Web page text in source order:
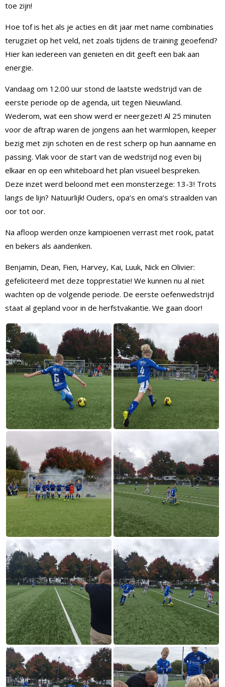
toe zijn!
Hoe tof is het als je acties en dit jaar met name combinaties
terugziet op het veld, net zoals tijdens de training geoefend?
Hier kan iedereen van genieten en dit geeft een bak aan
energie.
Vandaag om 12.00 uur stond de laatste wedstrijd van de
eerste periode op de agenda, uit tegen Nieuwland.
Wederom, wat een show werd er neergezet! Al 25 minuten
voor de aftrap waren de jongens aan het warmlopen, keeper
bezig met zijn schoten en de rest scherp op hun aanname en
passing. Vlak voor de start van de wedstrijd nog even bij
elkaar en op een whiteboard het plan visueel bespreken.
Deze inzet werd beloond met een monsterzege: 13-3! Trots
langs de lijn? Natuurlijk! Ouders, opa’s en oma’s straalden van
oor tot oor.
Na afloop werden onze kampioenen verrast met rook, patat
en bekers als aandenken.
Benjamin, Dean, Fien, Harvey, Kai, Luuk, Nick en Olivier:
gefeliciteerd met deze topprestatie! We kunnen nu al niet
wachten op de volgende periode. De eerste oefenwedstrijd
staat al gepland voor in de herfstvakantie. We gaan door!